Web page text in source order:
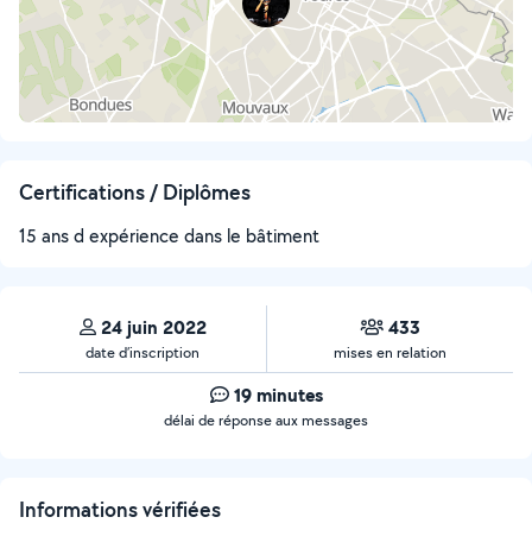
Certifications / Diplômes
15 ans d expérience dans le bâtiment
24 juin 2022
date d’inscription
433
mises en relation
19 minutes
délai de réponse aux messages
Informations vérifiées